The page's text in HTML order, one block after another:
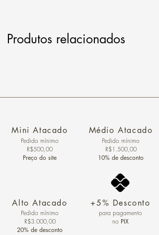
Produtos relacionados
Mini Atacado
Pedido ​mínimo
R$500,00
Preço do site
Alto Atacado
Pedido mínimo
R$3.000,00
20% de desconto
Médio Atacado
Pedido mínimo
R$1.500,00
10% de desconto
+5% Desconto
para pagamento
no PIX